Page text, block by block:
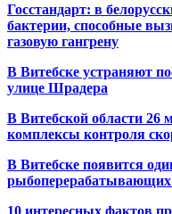
Госстандарт: в
бактерии, способные
газовую гангрену
В Витебске устраняют
улице Шрадера
В Витебской области 26
комплексы контроля
В Витебске появится
рыбоперерабатывающих
10 интересных фактов